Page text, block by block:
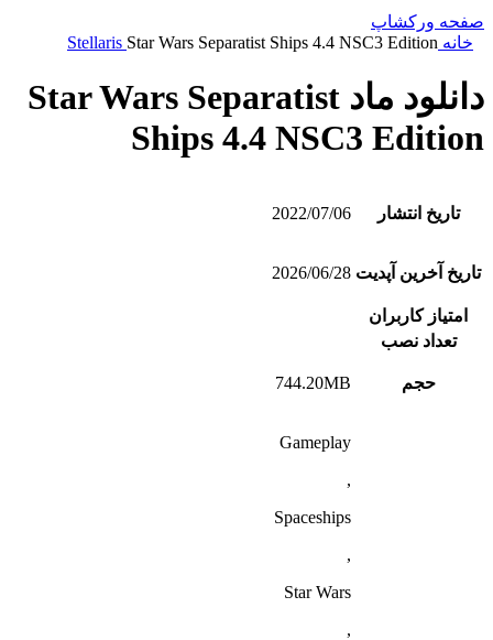
صفحه ورکشاپ
خانه
Stellaris Star Wars Separatist Ships 4.4 NSC3 Edition
دانلود ماد Star Wars Separatist
Ships 4.4 NSC3 Edition
تاریخ انتشار 2022/07/06
تاریخ آخرین آپدیت 2026/06/28
امتیاز کاربران
تعداد نصب
حجم 744.20MB
Gameplay
,
Spaceships
,
Star Wars
,